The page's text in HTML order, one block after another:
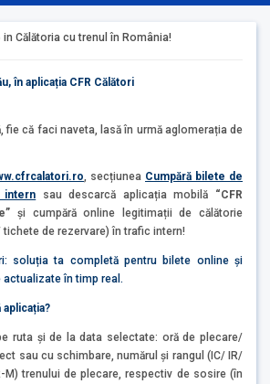
in Călătoria cu trenul în România!
în aplicația CFR Călători
fie că faci naveta, lasă în urmă aglomerația de
, secțiunea Cumpără bilete de
sau descarcă aplicația mobilă “CFR
și cumpără online legitimații de călătorie
de rezervare) în trafic intern!
soluția ta completă pentru bilete online și
în timp real.
ruta și de la data selectate: oră de plecare/
sau cu schimbare, numărul și rangul (IC/ IR/
M) trenului de plecare, respectiv de sosire (în